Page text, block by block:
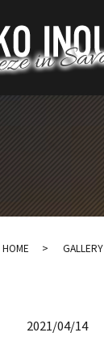
HOME GALLERY
2021/04/14